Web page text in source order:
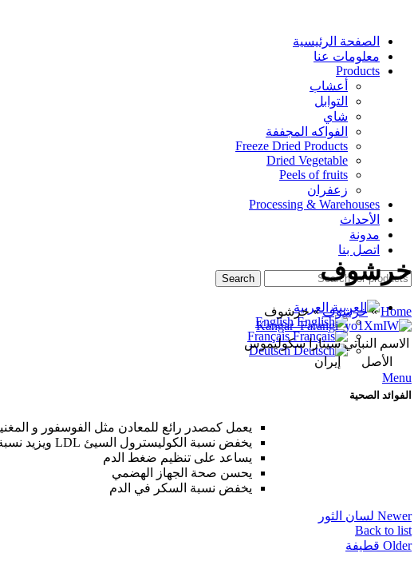
الصفحة الرئيسية
معلومات عنا
Products
أعشاب
التوابل
شاي
الفواكه المجففة
Freeze Dried Products
Dried Vegetable
Peels of fruits
زعفران
Processing & Warehouses
الأحداث
مدونة
اتصل بنا
Search
العربية
English
Français
Deutsch
Menu
خرشوف
Home
»خرشوف»خرشوف
الاسم النباتي سينارا سكوليموس
الأصل
إيران
الفوائد الصحية
يعمل كمصدر رائع للمعادن مثل الفوسفور و
يخفض نسبة الكوليسترول السيئ LDL ويزيد نسبة الكوليسترول الجيد HD
يساعد على تنظيم ضغط الدم
يحسن صحة الجهاز الهضمي
يخفض نسبة السكر في الدم
Newer لسان الثور
Back to list
Older قطيفة